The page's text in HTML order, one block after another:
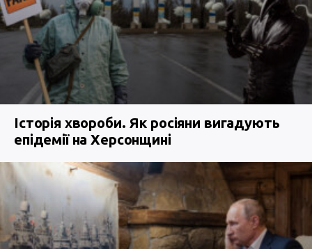
Історія хвороби. Як росіяни вигадують
епідемії на Херсонщині